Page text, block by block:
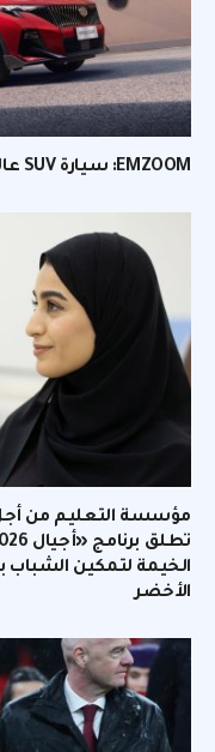
EMZOOM: سيارة SUV عالمية بتصميم مميز وأداء استثنائي
الخيمة لتمكين الشباب
الأخضر